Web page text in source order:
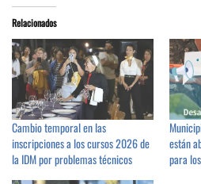
Relacionados
Cambio temporal en las
inscripciones a los cursos 2026 de
la IDM por problemas técnicos
están
para